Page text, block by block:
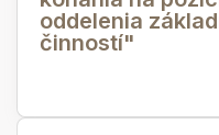
oddelenia
činností"